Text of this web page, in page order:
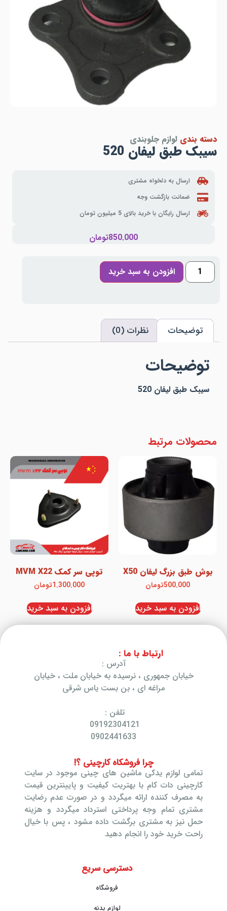
دسته بندی لوازم جلوبندی
سیبک طبق لیفان 520
ارسال به دلخواه مشتری
ضمانت بازگشت وجه
ارسال رایگان با خرید بالای 5 میلیون تومان
850.000تومان
افزودن به سبد خرید
توضیحات نظرات (0)
توضیحات
سیبک طبق لیفان 520
محصولات مرتبط
بوش طبق بزرگ لیفان X50
500.000تومان
افزودن به سبد خرید
توپی سر کمک MVM X22
1.300.000تومان
افزودن به سبد خرید
ارتباط با ما :
آدرس :
خیابان جمهوری ، نرسیده به خیابان ملت ، خیابان
مراغه ای ، بن بست یاس شرقی
تلفن :
09192304121
0902441633
چرا فروشکاه کارچینی ؟!
تمامی لوازم یدکی ماشین های چینی موجود در سایت
کارچینی دات کام با بهتریت کیفیت و پایینترین قیمت
به مصرف کننده ارائه میگردد و در صورت عدم رضایت
مشتری تمام وجه پرداختی استرداد میگردد و هزینه
حمل نیز به مشتری برگشت داده مشود ، پس با خیال
راحت خرید خود را انجام دهید
دسترسی سریع
فروشگاه
لوازم بدنه